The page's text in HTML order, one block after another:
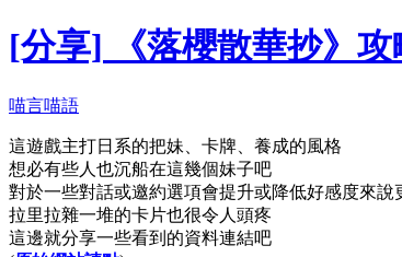
[分享] 《落櫻散華抄》
喵言喵語
這遊戲主打日系的把妹、卡牌、養成的風格
想必有些人也沉船在這幾個妹子吧
對於一些對話或邀約選項會提升或降低好感度來說
拉里拉雜一堆的卡片也很令人頭疼
這邊就分享一些看到的資料連結吧